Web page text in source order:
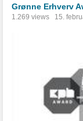
Grønne Erhverv
1.269 views 15.